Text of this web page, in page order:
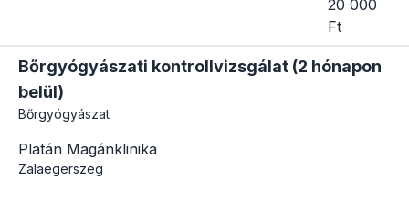
20 000
Ft
Bőrgyógyászati kontrollvizsgálat (2 hónapon
belül)
Bőrgyógyászat
Platán Magánklinika
Zalaegerszeg